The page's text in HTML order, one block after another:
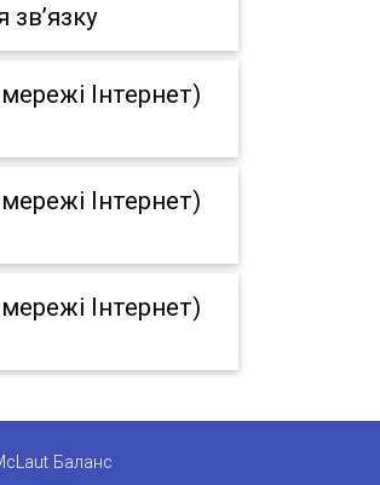
Інтернет)
Інтернет)
Інтернет)
Баланс